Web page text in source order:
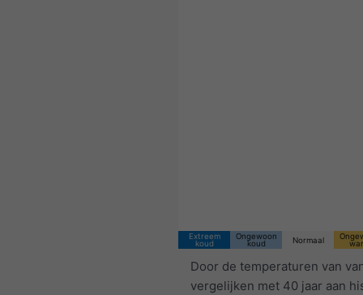
Extreem
koud
Ongewoon
koud
Normaal
Door de temperaturen van
vergelijken met 40 jaar aan